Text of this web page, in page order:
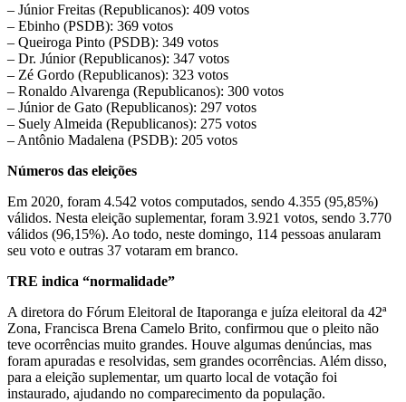
– Júnior Freitas (Republicanos): 409 votos
– Ebinho (PSDB): 369 votos
– Queiroga Pinto (PSDB): 349 votos
– Dr. Júnior (Republicanos): 347 votos
– Zé Gordo (Republicanos): 323 votos
– Ronaldo Alvarenga (Republicanos): 300 votos
– Júnior de Gato (Republicanos): 297 votos
– Suely Almeida (Republicanos): 275 votos
– Antônio Madalena (PSDB): 205 votos
Números das eleições
Em 2020, foram 4.542 votos computados, sendo 4.355 (95,85%)
válidos. Nesta eleição suplementar, foram 3.921 votos, sendo 3.770
válidos (96,15%). Ao todo, neste domingo, 114 pessoas anularam
seu voto e outras 37 votaram em branco.
TRE indica “normalidade”
A diretora do Fórum Eleitoral de Itaporanga e juíza eleitoral da 42ª
Zona, Francisca Brena Camelo Brito, confirmou que o pleito não
teve ocorrências muito grandes. Houve algumas denúncias, mas
foram apuradas e resolvidas, sem grandes ocorrências. Além disso,
para a eleição suplementar, um quarto local de votação foi
instaurado, ajudando no comparecimento da população.